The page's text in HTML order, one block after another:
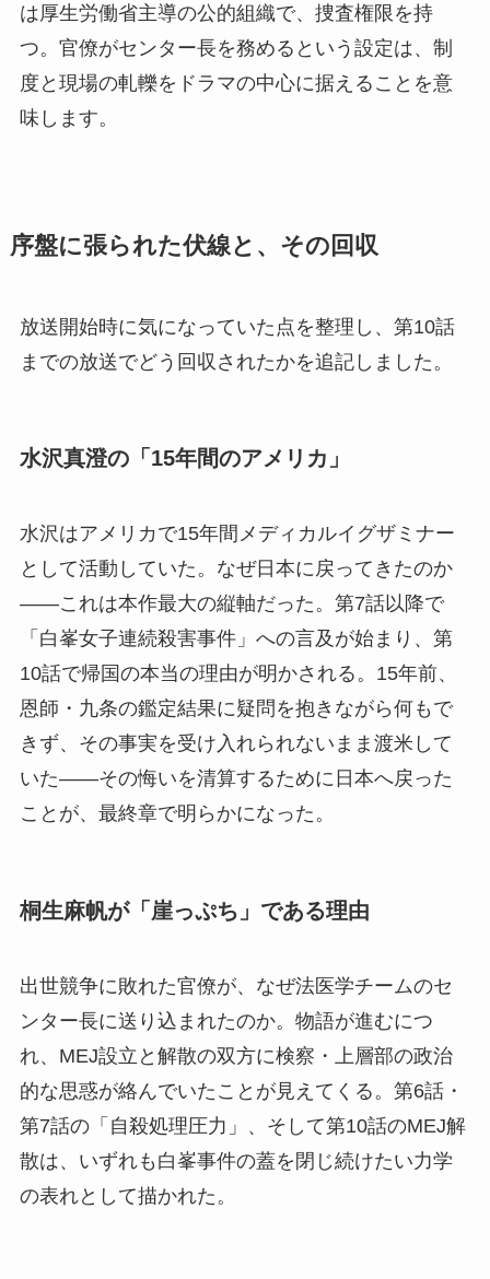
は厚生労働省主導の公的組織で、捜査権限を持
つ。官僚がセンター長を務めるという設定は、制
度と現場の軋轢をドラマの中心に据えることを意
味します。
序盤に張られた伏線と、その回収
放送開始時に気になっていた点を整理し、第10話
までの放送でどう回収されたかを追記しました。
水沢真澄の「15年間のアメリカ」
水沢はアメリカで15年間メディカルイグザミナー
として活動していた。なぜ日本に戻ってきたのか
——これは本作最大の縦軸だった。第7話以降で
「白峯女子連続殺害事件」への言及が始まり、第
10話で帰国の本当の理由が明かされる。15年前、
恩師・九条の鑑定結果に疑問を抱きながら何もで
きず、その事実を受け入れられないまま渡米して
いた——その悔いを清算するために日本へ戻った
ことが、最終章で明らかになった。
桐生麻帆が「崖っぷち」である理由
出世競争に敗れた官僚が、なぜ法医学チームのセ
ンター長に送り込まれたのか。物語が進むにつ
れ、MEJ設立と解散の双方に検察・上層部の政治
的な思惑が絡んでいたことが見えてくる。第6話・
第7話の「自殺処理圧力」、そして第10話のMEJ解
散は、いずれも白峯事件の蓋を閉じ続けたい力学
の表れとして描かれた。